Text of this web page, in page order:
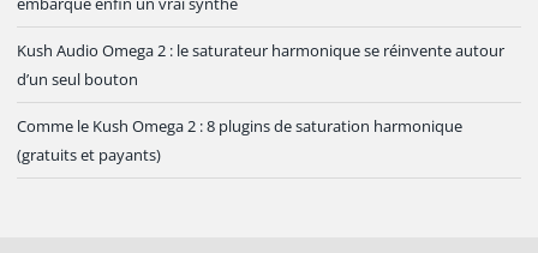
Kush Audio Omega 2 : le saturateur harmonique se réinvente autour
d’un seul bouton
Comme le Kush Omega 2 : 8 plugins de saturation harmonique
(gratuits et payants)